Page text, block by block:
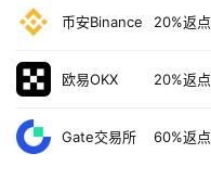
币安Binance 20%返点
欧易OKX 20%返点
Gate交易所 60%返点